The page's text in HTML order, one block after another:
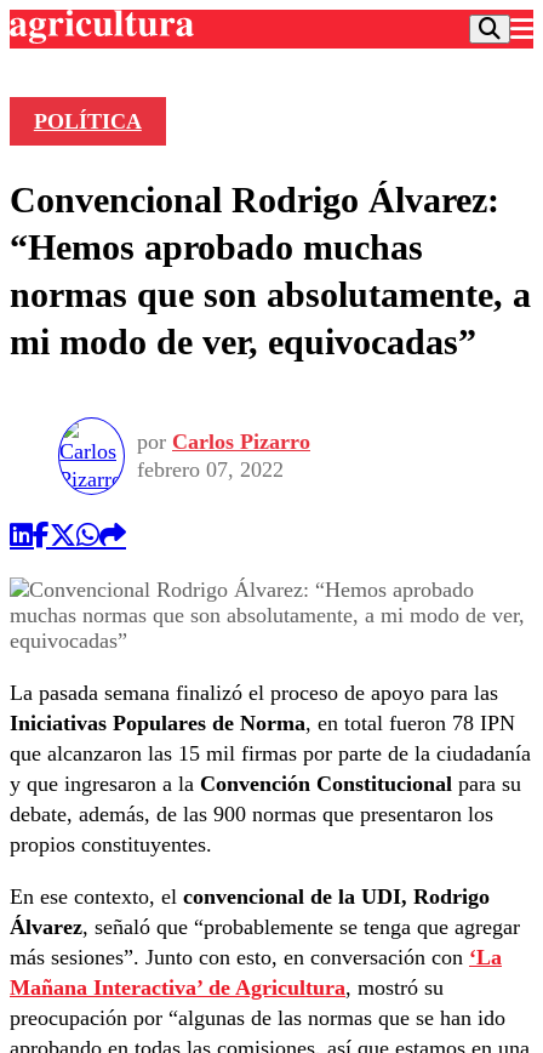
Frecuencias
Agricultura TV
Deportes
Colo Colo
Motor
Torneo Internacional
Torneo Nacional
Entretención
Noticias
Internacional
Nacional
Vida Social
Programas
Comercial
POLÍTICA
Convencional Rodrigo Álvarez:
“Hemos aprobado muchas
normas que son absolutamente, a
mi modo de ver, equivocadas”
por Carlos Pizarro
febrero 07, 2022
La pasada semana finalizó el proceso de apoyo para las
Iniciativas Populares de Norma, en total fueron 78 IPN
que alcanzaron las 15 mil firmas por parte de la ciudadanía
y que ingresaron a la Convención Constitucional para su
debate, además, de las 900 normas que presentaron los
propios constituyentes.
En ese contexto, el convencional de la UDI, Rodrigo
Álvarez, señaló que “probablemente se tenga que agregar
más sesiones”. Junto con esto, en conversación con ‘La
Mañana Interactiva’ de Agricultura, mostró su
preocupación por “algunas de las normas que se han ido